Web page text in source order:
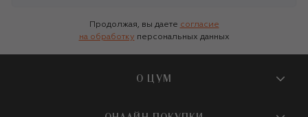
Продолжая, вы даете согласие
на обработку персональных данных
О ЦУМ
О магазине